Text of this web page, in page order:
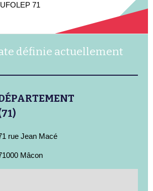
71
définie actuellement
rue Jean Macé
Mâcon